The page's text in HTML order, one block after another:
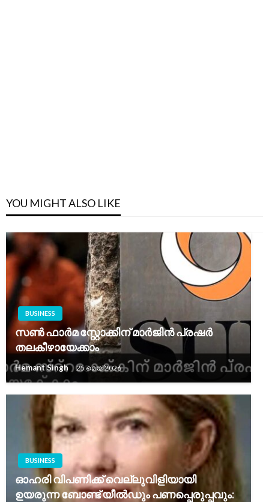
YOU MIGHT ALSO LIKE
BUSINESS
സൺ ഫാർമ സ്റ്റോക്കിന് മാർജിൻ പ്രഷർ
തലകീഴായേക്കാം
Hemant Singh 25 മെയ്‌ 2026
BUSINESS
ഓഹരി വിപണിക്ക് വെല്ലുവിളിയായി
ഉയരുന്ന ബോണ്ട് യീൽഡും പണപ്പെരുപ്പവും: